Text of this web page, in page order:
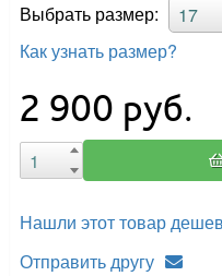
Выбрать размер:
17
Как узнать размер?
2 900 руб.
Нашли этот товар
Отправить другу